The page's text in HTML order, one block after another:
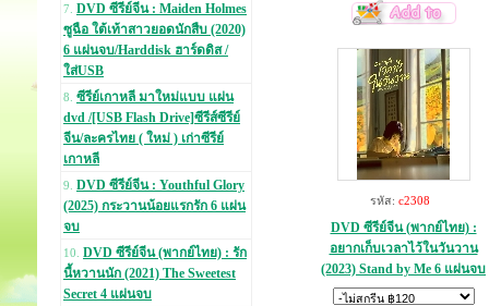
7. DVD ซีรีย์จีน : Maiden Holmes
ซูฉือ ใต้เท้าสาวยอดนักสืบ (2020)
6 แผ่นจบ/Harddisk ฮาร์ดดิส /
ใส่USB
8. ซีรีย์เกาหลี มาใหม่แบบ แผ่น
dvd /[USB Flash Drive]ซีรีส์ซีรีย์
จีน/ละครไทย ( ใหม่ ) เก่าซีรีย์
เกาหลี
9. DVD ซีรีย์จีน : Youthful Glory
(2025) กระวานน้อยแรกรัก 6 แผ่น
จบ
10. DVD ซีรีย์จีน (พากย์ไทย) : รัก
นี้หวานนัก (2021) The Sweetest
Secret 4 แผ่นจบ
รหัส: c2308
DVD ซีรีย์จีน (พากย์ไทย) :
อยากเก็บเวลาไว้ในวันวาน
(2023) Stand by Me 6 แผ่นจบ